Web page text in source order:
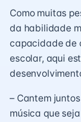
Como muitas
da habilidade
capacidade de
escolar, aqui
– Cantem
música que